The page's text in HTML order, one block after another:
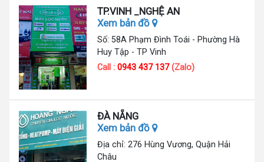
TP.VINH _NGHỆ AN
Xem bản đồ
Số: 58A Phạm Đình Toái - Phường Hà
Huy Tập - TP Vinh
Call :0943 437 137(Zalo)
ĐÀ NẴNG
Xem bản đồ
Địa chỉ: 276 Hùng Vương, Quận Hải
Châu